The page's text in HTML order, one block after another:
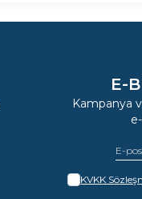
E-
Kampanya
KVKK